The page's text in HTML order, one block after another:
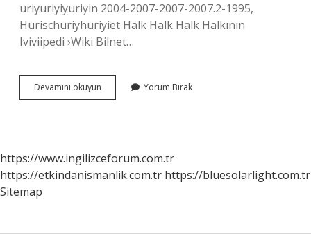
uriyuriyiyuriyin 2004-2007-2007-2007.2-1995,
Hurischuriyhuriyiet Halk Halk Halk Halkının
Iviviipedi ›Wiki Bilnet…
Devamını okuyun
Okullarının
Yorum Bırak
https://www.ingilizceforum.com.tr
https://etkindanismanlik.com.tr https://bluesolarlight.com.tr
Sitemap